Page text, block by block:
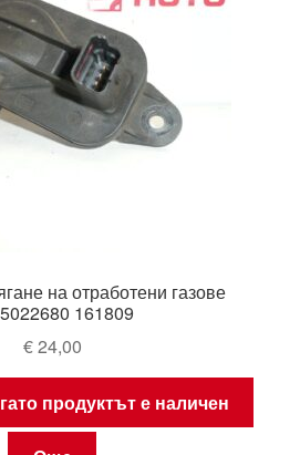
на отработени газове
161809
€24,00
продуктът е наличен